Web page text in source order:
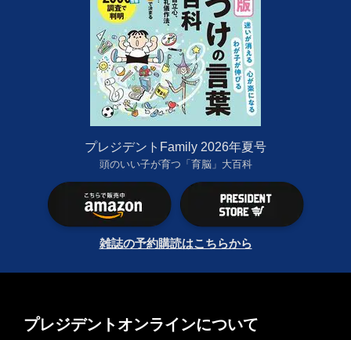
プレジデントFamily 2026年夏号
頭のいい子が育つ「育脳」大百科
雑誌の予約購読はこちらから
プレジデントオンラインについて